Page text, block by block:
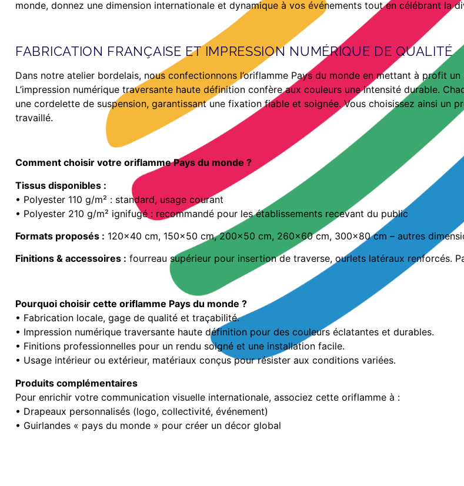
monde, donnez une dimension internationale et dynamique à vos événements tout en célébrant la
FABRICATION FRANÇAISE ET IMPRESSION NUMÉRIQUE DE QUALITÉ
Dans notre atelier bordelais, nous confectionnons l’oriflamme Pays du monde en mettant à profit
L’impression numérique traversante haute définition confère aux couleurs une intensité durable.
une cordelette de suspension, garantissant une fixation fiable et soignée. Vous choisissez ainsi un
travaillé.
Comment choisir votre oriflamme Pays du monde ?
Tissus disponibles :
• Polyester 110 g/m² : standard, usage courant
• Polyester 210 g/m² ignifugé : recommandé pour les établissements recevant du public
Formats proposés : 120×40 cm, 150×50 cm, 200×50 cm, 260×60 cm, 300×80 cm – autres
Finitions & accessoires : fourreau supérieur pour insertion de traverse, ourlets latéraux renforcés.
Pourquoi choisir cette oriflamme Pays du monde ?
• Fabrication locale, gage de qualité et traçabilité.
• Impression numérique traversante haute définition pour des couleurs éclatantes et durables.
• Finitions professionnelles pour un rendu soigné et une installation facile.
• Usage intérieur ou extérieur, matériaux conçus pour résister aux conditions variées.
Produits complémentaires
Pour enrichir votre communication visuelle internationale, associez cette oriflamme à :
• Drapeaux personnalisés (logo, collectivité, événement)
• Guirlandes « pays du monde » pour créer un décor global